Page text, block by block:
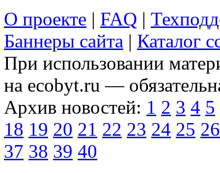
О проекте | FAQ |
Баннеры сайта | Каталог
При использовании
на ecobyt.ru —
Архив новостей: 1 2 3 4 5
18 19 20 21 22 23 24 25 26
37 38 39 40